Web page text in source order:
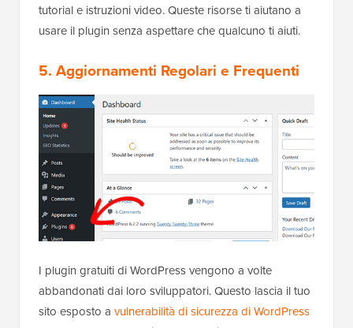
tutorial e istruzioni video. Queste risorse ti aiutano a
usare il plugin senza aspettare che qualcuno ti aiuti.
5. Aggiornamenti Regolari e Frequenti
I plugin gratuiti di WordPress vengono a volte
abbandonati dai loro sviluppatori. Questo lascia il tuo
sito esposto a vulnerabilità di sicurezza di WordPress